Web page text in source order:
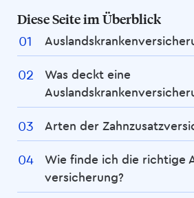
Diese Seite im Überblick
Was deckt eine
Arten der
Wie finde ich die richtige
versicherung?